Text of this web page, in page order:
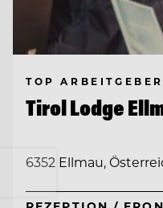
TOP ARBEITGEBER
Tirol Lodge
6352 Ellmau,